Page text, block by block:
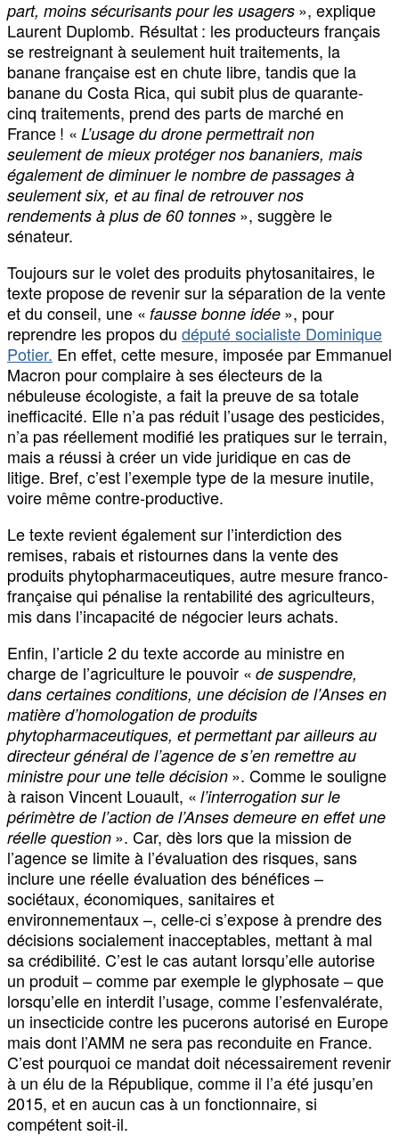
part, moins sécurisants pour les usagers », explique
Laurent Duplomb. Résultat : les producteurs français
se restreignant à seulement huit traitements, la
banane française est en chute libre, tandis que la
banane du Costa Rica, qui subit plus de quarante-
cinq traitements, prend des parts de marché en
France ! « L’usage du drone permettrait non
seulement de mieux protéger nos bananiers, mais
également de diminuer le nombre de passages à
seulement six, et au final de retrouver nos
rendements à plus de 60 tonnes », suggère le
sénateur.
Toujours sur le volet des produits phytosanitaires, le
texte propose de revenir sur la séparation de la vente
et du conseil, une « fausse bonne idée », pour
reprendre les propos du député socialiste Dominique
Potier. En effet, cette mesure, imposée par Emmanuel
Macron pour complaire à ses électeurs de la
nébuleuse écologiste, a fait la preuve de sa totale
inefficacité. Elle n’a pas réduit l’usage des pesticides,
n’a pas réellement modifié les pratiques sur le terrain,
mais a réussi à créer un vide juridique en cas de
litige. Bref, c’est l’exemple type de la mesure inutile,
voire même contre-productive.
Le texte revient également sur l’interdiction des
remises, rabais et ristournes dans la vente des
produits phytopharmaceutiques, autre mesure franco-
française qui pénalise la rentabilité des agriculteurs,
mis dans l’incapacité de négocier leurs achats.
Enfin, l’article 2 du texte accorde au ministre en
charge de l’agriculture le pouvoir « de suspendre,
dans certaines conditions, une décision de l’Anses en
matière d’homologation de produits
phytopharmaceutiques, et permettant par ailleurs au
directeur général de l’agence de s’en remettre au
ministre pour une telle décision ». Comme le souligne
à raison Vincent Louault, « l’interrogation sur le
périmètre de l’action de l’Anses demeure en effet une
réelle question ». Car, dès lors que la mission de
l’agence se limite à l’évaluation des risques, sans
inclure une réelle évaluation des bénéfices –
sociétaux, économiques, sanitaires et
environnementaux –, celle-ci s’expose à prendre des
décisions socialement inacceptables, mettant à mal
sa crédibilité. C’est le cas autant lorsqu’elle autorise
un produit – comme par exemple le glyphosate – que
lorsqu’elle en interdit l’usage, comme l’esfenvalérate,
un insecticide contre les pucerons autorisé en Europe
mais dont l’AMM ne sera pas reconduite en France.
C’est pourquoi ce mandat doit nécessairement revenir
à un élu de la République, comme il l’a été jusqu’en
2015, et en aucun cas à un fonctionnaire, si
compétent soit-il.